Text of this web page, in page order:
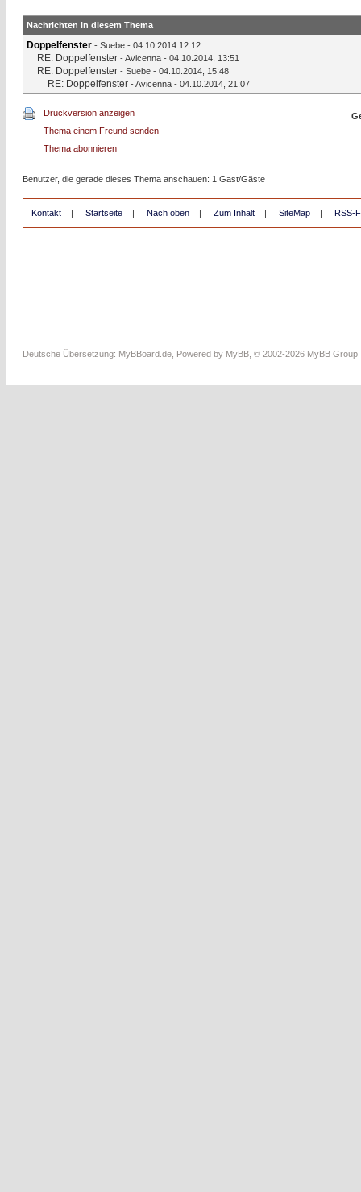
Nachrichten in diesem Thema
Doppelfenster - Suebe - 04.10.2014 12:12
RE: Doppelfenster -Avicenna - 04.10.2014, 13:51
RE: Doppelfenster - Suebe - 04.10.2014, 15:48
RE: Doppelfenster -Avicenna - 04.10.2014, 21:07
Druckversion anzeigen
Thema einem Freund senden
Thema abonnieren
Benutzer, die gerade dieses Thema anschauen: 1 Gast/Gäste
Kontakt | Startseite | Nach oben | Zum Inhalt | SiteMap | RSS-
Deutsche Übersetzung: MyBBoard.de , Powered by MyBB , © 2002-2026 MyBB Group